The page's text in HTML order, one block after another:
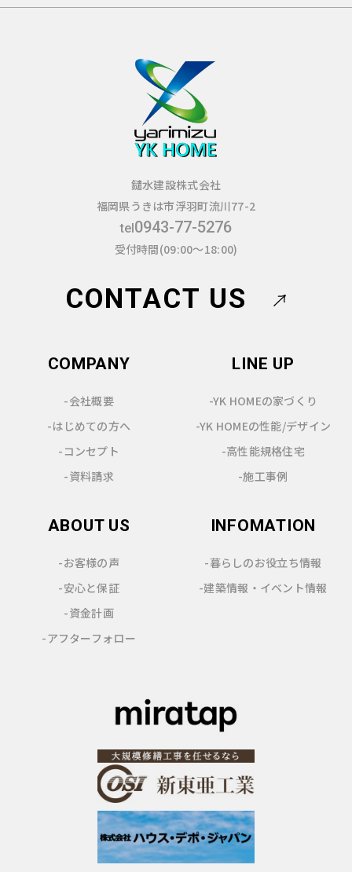
鑓水建設株式会社
福岡県うきは市浮羽町流川77-2
tel0943-77-5276
受付時間(09:00～18:00)
CONTACT US
COMPANY
-会社概要
-はじめての方へ
-コンセプト
-資料請求
LINE UP
-YK HOMEの家づくり
-YK HOMEの性能/デザイン
-高性能規格住宅
-施工事例
ABOUT US
-お客様の声
-安心と保証
-資金計画
-アフターフォロー
INFOMATION
-暮らしのお役立ち情報
-建築情報・イベント情報